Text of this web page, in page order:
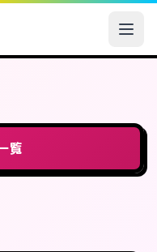
覧